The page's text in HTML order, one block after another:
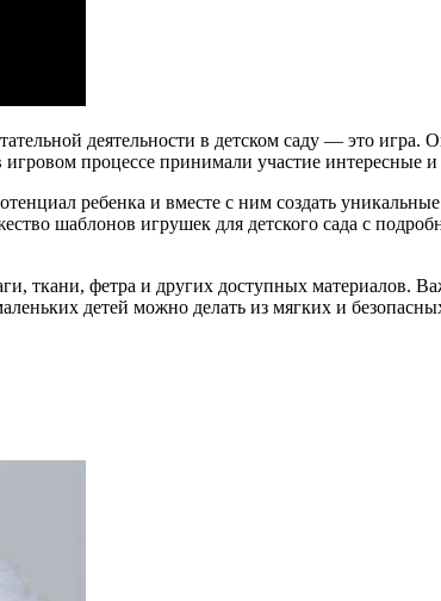
деятельности в детском саду — это игра.
процессе принимали участие интересные
ребенка и вместе с ним создать
шаблонов игрушек для детского сада с
ткани, фетра и других доступных материалов.
детей можно делать из мягких и